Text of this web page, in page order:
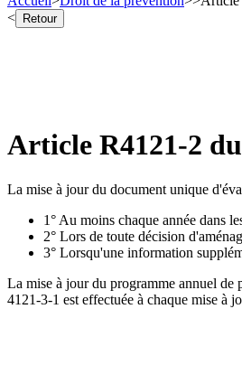
< Retour
Article R4121-2
La mise à jour du document unique
1° Au moins chaque année dans
2° Lors de toute décision
3° Lorsqu'une information
La mise à jour du programme annuel de
4121-3-1 est effectuée à chaque mise à